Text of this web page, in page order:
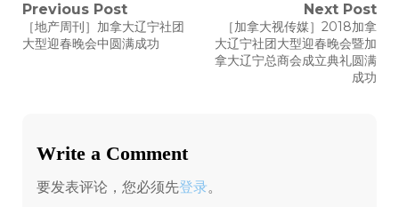
文
章
Previous Post
Previous
post:
［地产周刊］加拿大辽宁社团
大型迎春晚会中圆满成功
Next Post
Next
post:
［加拿大视传媒］2018加拿
大辽宁社团大型迎春晚会暨加
拿大辽宁总商会成立典礼圆满
成功
Write a Comment
要发表评论，您必须先登录。